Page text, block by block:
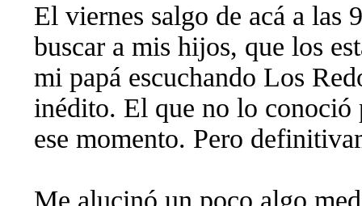
El viernes salgo de acá a las
buscar a mis hijos, que los
mi papá escuchando Los
inédito. El que no lo conoció
ese momento. Pero
Me alucinó un poco algo